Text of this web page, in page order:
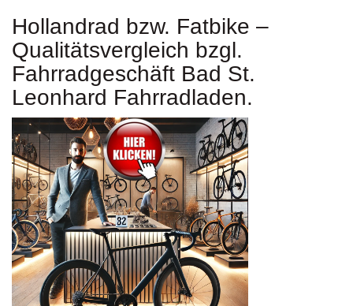
Hollandrad bzw. Fatbike –
Qualitätsvergleich bzgl.
Fahrradgeschäft Bad St.
Leonhard Fahrradladen.